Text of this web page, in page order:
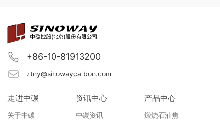
走进中碳
关于中碳
资讯中心
中碳资讯
产品中心
煅烧石油焦
+86-10-81913200
ztny@sinowaycarbon.com